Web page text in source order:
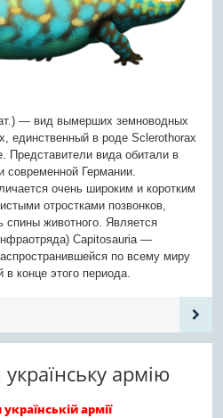
— вид вымерших земноводных
единственный в роде Sclerothorax
Представители вида обитали в
современной Германии.
очень широким и коротким
отростками позвонков,
животного. Является
Capitosauria —
по всему миру
конце этого периода.
армію
армії